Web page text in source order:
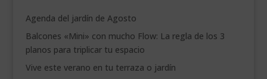
Agenda del jardín de Agosto
Balcones «Mini» con mucho Flow: La regla de los 3
planos para triplicar tu espacio
Vive este verano en tu terraza o jardín